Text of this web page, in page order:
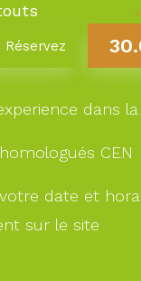
dans
CEN
votre date et
sur le site
Réservez